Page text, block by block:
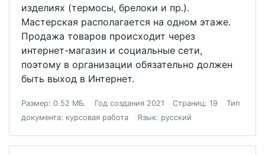
изделиях (термосы, брелоки и пр.).
Мастерская располагается на одном этаже.
Продажа товаров происходит через
интернет-магазин и социальные сети,
поэтому в организации обязательно должен
быть выход в Интернет.
Размер: 0.52 МБ. Год создания 2021 Страниц: 19
Тип
документа: курсовая работа
Язык: русский